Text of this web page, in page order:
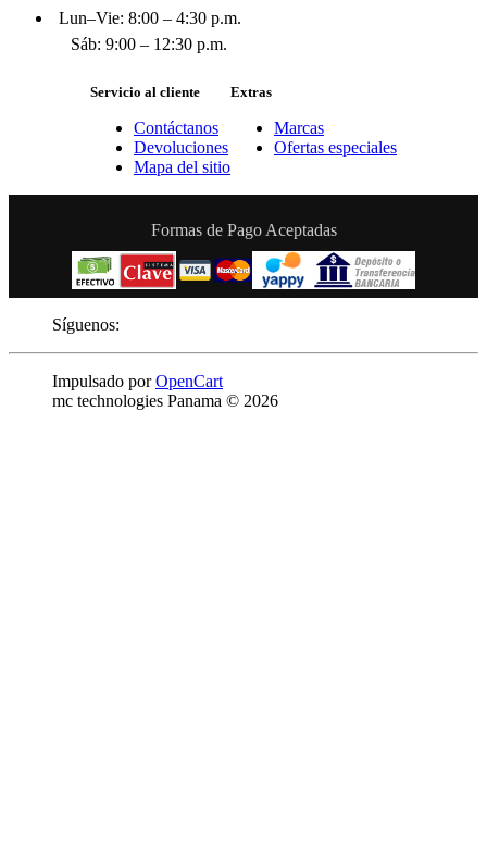
Lun–Vie: 8:00 – 4:30 p.m.
Sáb: 9:00 – 12:30 p.m.
Servicio al cliente
Contáctanos
Devoluciones
Mapa del sitio
Extras
Marcas
Ofertas especiales
Formas de Pago Aceptadas
Síguenos:
Impulsado porOpenCart
mc technologies Panama © 2026